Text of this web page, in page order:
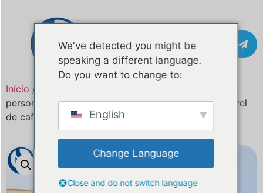
Contacto
Início /
/ Caminhão de café de dois andares
personalizado de 26 pés para Austrália | Trailer móvel
de café
We've detected you might be
speaking a different language.
Do you want to change to:
English
Change Language
Close and do not switch language